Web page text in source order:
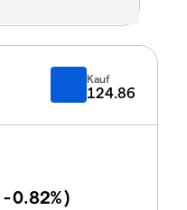
Kauf
124.86
-0.82%)